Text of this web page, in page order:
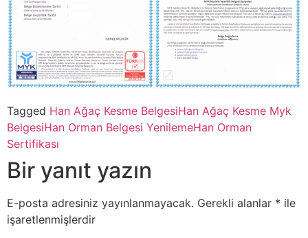
Tagged Han Ağaç Kesme BelgesiHan Ağaç Kesme Myk
BelgesiHan Orman Belgesi YenilemeHan Orman
Sertifikası
Bir yanıt yazın
E-posta adresiniz yayınlanmayacak. Gerekli alanlar * ile
işaretlenmişlerdir